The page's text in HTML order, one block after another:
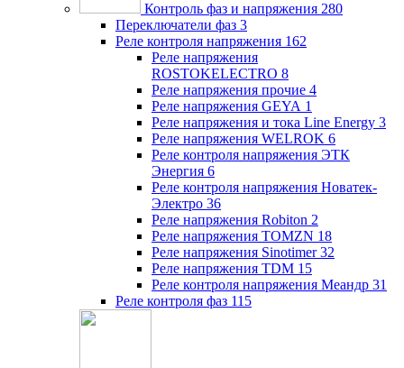
Контроль фаз и напряжения 280
Переключатели фаз 3
Реле контроля напряжения 162
Реле напряжения
ROSTOKELECTRO 8
Реле напряжения прочие 4
Реле напряжения GEYA 1
Реле напряжения и тока Line Energy 3
Реле напряжения WELROK 6
Реле контроля напряжения ЭТК
Энергия 6
Реле контроля напряжения Новатек-
Электро 36
Реле напряжения Robiton 2
Реле напряжения TOMZN 18
Реле напряжения Sinotimer 32
Реле напряжения TDM 15
Реле контроля напряжения Меандр 31
Реле контроля фаз 115